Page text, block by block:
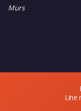
Murs
Une